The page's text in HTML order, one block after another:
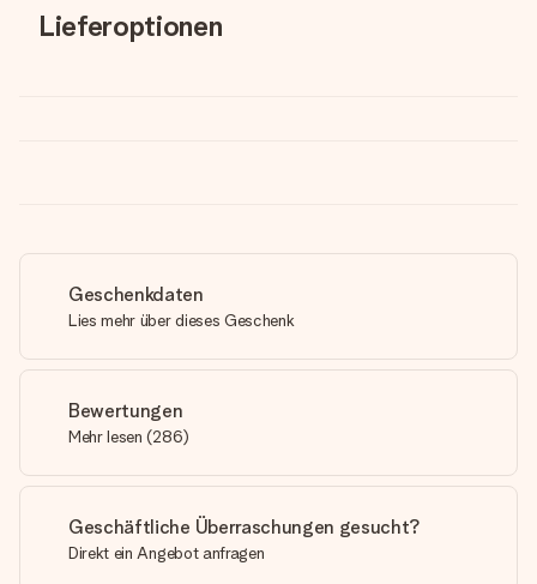
Lieferoptionen
Geschenkdaten
Lies mehr über dieses Geschenk
Bewertungen
Mehr lesen (286)
Geschäftliche Überraschungen gesucht?
Direkt ein Angebot anfragen